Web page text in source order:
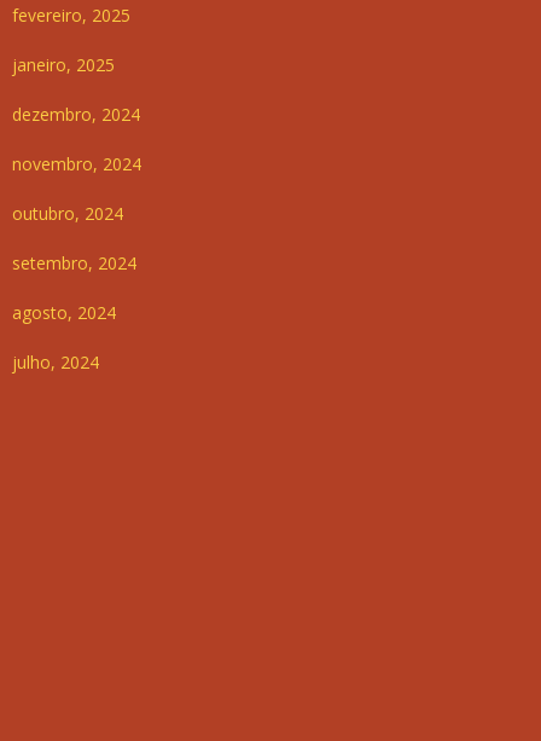
fevereiro, 2025
janeiro, 2025
dezembro, 2024
novembro, 2024
outubro, 2024
setembro, 2024
agosto, 2024
julho, 2024